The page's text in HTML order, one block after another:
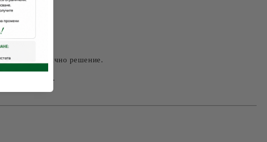
в едно практично решение.
38,11 евро.